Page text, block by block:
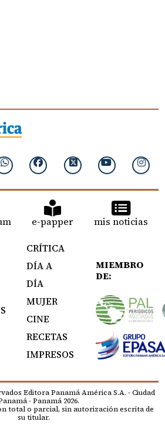
e-papper mis noticias
CRÍTICA
DÍA A
DÍA
MUJER
CINE
RECETAS
IMPRESOS
MIEMBRO
DE:
Editora Panamá América S.A. - Ciudad
- Panamá 2026.
total o parcial, sin autorización escrita de
su titular.